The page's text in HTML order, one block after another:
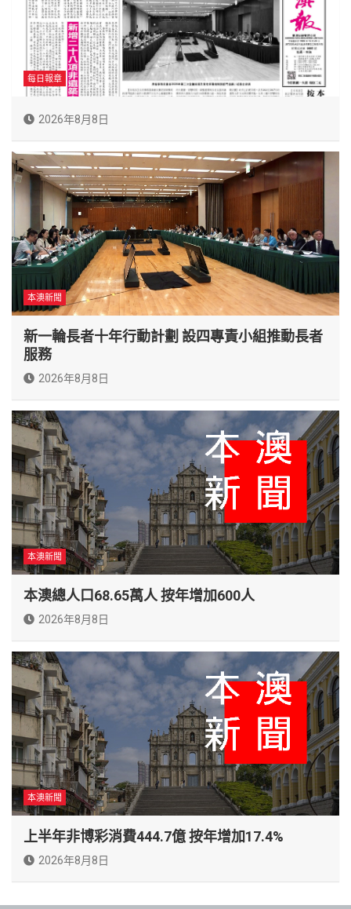
每日報章
2026年8月8日
本澳新聞
新一輪長者十年行動計劃 設四專責小組推動長者
服務
2026年8月8日
本澳新聞
本澳總人口68.65萬人 按年增加600人
2026年8月8日
本澳新聞
上半年非博彩消費444.7億 按年增加17.4%
2026年8月8日